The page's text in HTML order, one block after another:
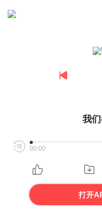
我
00:00
打开